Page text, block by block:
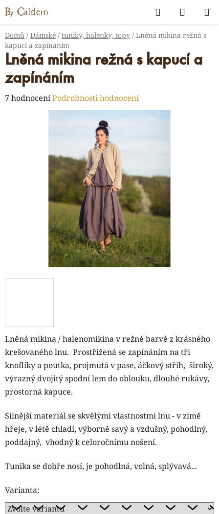
Přejít
na
obsah
Hledat
KOŠÍK
Domů / Dámské / tuniky, halenky, topy / Lněná mikina režná s
kapucí a zapínáním
Lněná mikina / halenomikina v režné barvě z krásného
krešovaného lnu. Prostřižená se zapínáním na tři
knoflíky a poutka, projmutá v pase, áčkový střih, široký,
výrazný dvojitý spodní lem do oblouku, dlouhé rukávy,
prostorná kapuce.
Silnější materiál se skvělými vlastnostmi lnu - v zimě
hřeje, v létě chladí, výborně savý a vzdušný, pohodlný,
poddajný, vhodný k celoročnímu nošení.
Tunika se dobře nosí, je pohodlná, volná, splývavá...
Varianta:
Lněná mikina režná s kapucí a
zapínáním
Průměrné
7 hodnoceníPodrobnosti hodnocení